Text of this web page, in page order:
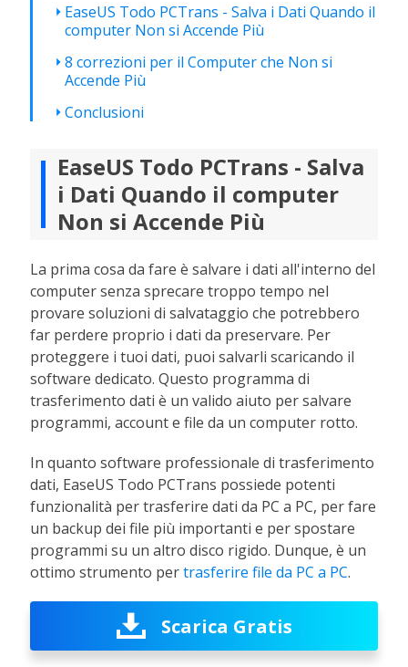
EaseUS Todo PCTrans - Salva i Dati Quando il
computer Non si Accende Più
8 correzioni per il Computer che Non si
Accende Più
Conclusioni
EaseUS Todo PCTrans - Salva
i Dati Quando il computer
Non si Accende Più
La prima cosa da fare è salvare i dati all'interno del
computer senza sprecare troppo tempo nel
provare soluzioni di salvataggio che potrebbero
far perdere proprio i dati da preservare. Per
proteggere i tuoi dati, puoi salvarli scaricando il
software dedicato. Questo programma di
trasferimento dati è un valido aiuto per salvare
programmi, account e file da un computer rotto.
In quanto software professionale di trasferimento
dati, EaseUS Todo PCTrans possiede potenti
funzionalità per trasferire dati da PC a PC, per fare
un backup dei file più importanti e per spostare
programmi su un altro disco rigido. Dunque, è un
ottimo strumento pertrasferire file da PC a PC.
Scarica Gratis